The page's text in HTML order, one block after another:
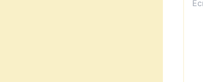
ici…